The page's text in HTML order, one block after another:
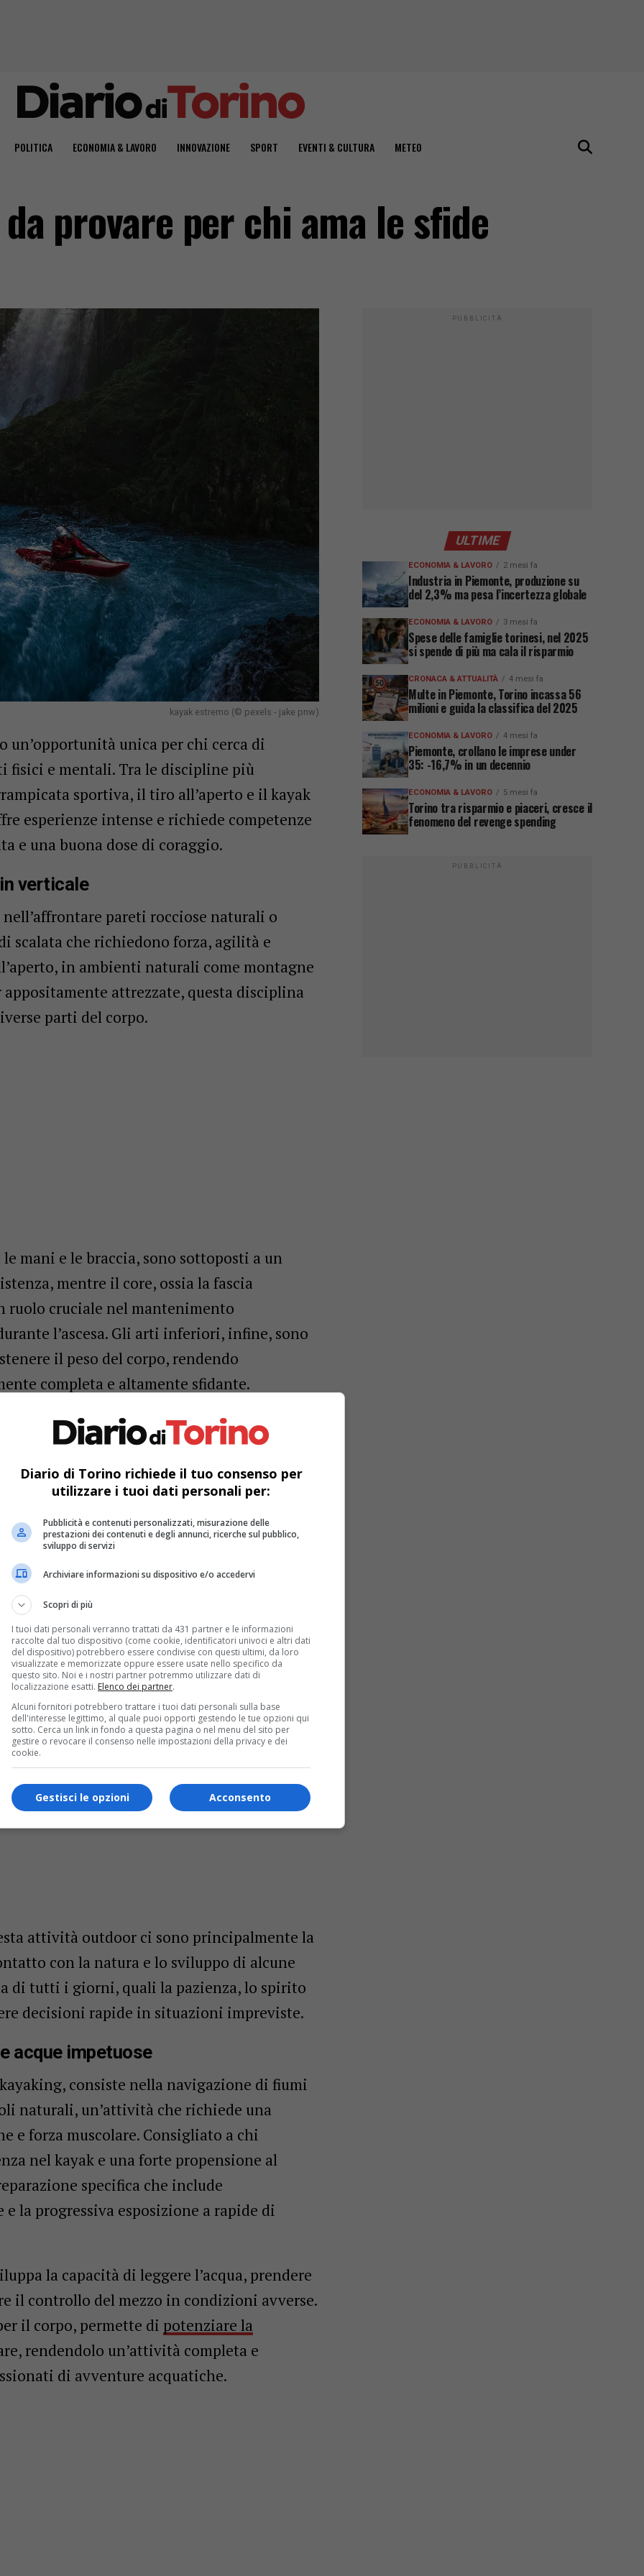
POLITICA ECONOMIA & LAVORO INNOVAZIONE SPORT EVENTI & CULTURA METEO
provare per chi ama le sfide
kayak estremo (© pexels - jake pnw)
un’opportunità unica per chi cerca di
e mentali. Tra le discipline più
sportiva, il tiro all’aperto e il kayak
esperienze intense e richiede competenze
e una buona dose di coraggio.
verticale
pareti rocciose naturali o
scalata che richiedono forza, agilità e
in ambienti naturali come montagne
attrezzate, questa disciplina
parti del corpo.
mani e le braccia, sono sottoposti a un
mentre il core, ossia la fascia
ruolo cruciale nel mantenimento
l’ascesa. Gli arti inferiori, infine, sono
il peso del corpo, rendendo
completa e altamente sfidante.
e concentrazione
un’attività che combina abilità di tiro,
fisica, richiedendo ai praticanti un
infatti, acquisire competenze
dei propri strumenti, nella
della fauna e dei fenomeni naturali. Per
dare priorità alla sicurezza e al comfort. In
e farsi guidare da esperti, è
e accessori di alta qualità come quelli
estore.beretta.com/it-it
attività outdoor ci sono principalmente la
con la natura e lo sviluppo di alcune
di tutti i giorni, quali la pazienza, lo spirito
decisioni rapide in situazioni impreviste.
acque impetuose
consiste nella navigazione di fiumi
naturali, un’attività che richiede una
e forza muscolare. Consigliato a chi
nel kayak e una forte propensione al
specifica che include
e la progressiva esposizione a rapide di
la capacità di leggere l’acqua, prendere
il controllo del mezzo in condizioni avverse.
il corpo, permette di potenziare la
rendendolo un’attività completa e
di avventure acquatiche.
PUBBLICITÀ
ULTIME
ECONOMIA & LAVORO 2 mesi fa
Industria in Piemonte, produzione su
del 2,3% ma pesa l’incertezza globale
ECONOMIA & LAVORO 3 mesi fa
Spese delle famiglie torinesi, nel 2025
si spende di più ma cala il risparmio
CRONACA & ATTUALITÀ 4 mesi fa
Multe in Piemonte, Torino incassa 56
milioni e guida la classifica del 2025
ECONOMIA & LAVORO 4 mesi fa
Piemonte, crollano le imprese under
35: -16,7% in un decennio
ECONOMIA & LAVORO 5 mesi fa
Torino tra risparmio e piaceri, cresce il
fenomeno del revenge spending
PUBBLICITÀ
Diario di Torino richiede il tuo consenso per
utilizzare i tuoi dati personali per:
Pubblicità e contenuti personalizzati, misurazione delle
prestazioni dei contenuti e degli annunci, ricerche sul pubblico,
sviluppo di servizi
Archiviare informazioni su dispositivo e/o accedervi
Scopri di più
I tuoi dati personali verranno trattati da 431 partner e le informazioni
raccolte dal tuo dispositivo (come cookie, identificatori univoci e altri dati
del dispositivo) potrebbero essere condivise con questi ultimi, da loro
visualizzate e memorizzate oppure essere usate nello specifico da
questo sito. Noi e i nostri partner potremmo utilizzare dati di
localizzazione esatti. Elenco dei partner.
Alcuni fornitori potrebbero trattare i tuoi dati personali sulla base
dell'interesse legittimo, al quale puoi opporti gestendo le tue opzioni qui
sotto. Cerca un link in fondo a questa pagina o nel menu del sito per
gestire o revocare il consenso nelle impostazioni della privacy e dei
cookie.
Acconsento
Gestisci le opzioni